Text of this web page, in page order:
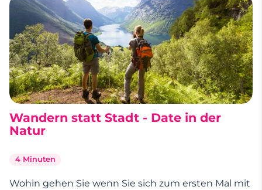
Wandern statt Stadt - Date in der
Natur
4 Minuten
Wohin gehen Sie wenn Sie sich zum ersten Mal mit